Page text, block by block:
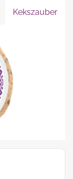
Kekszauber